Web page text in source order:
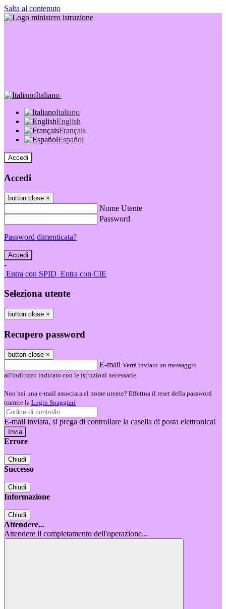
Salta al contenuto
Italiano
Italiano
English
Français
Español
Accedi
Accedi
button close ×
Nome Utente
Password
Password dimenticata?
-
Entra con SPID Entra con CIE
Seleziona utente
button close ×
Recupero password
button close ×
E-mail Verrà inviato un messaggio
all'indirizzo indicato con le istruzioni necessarie.
Non hai una e-mail associata al nome utente? Effettua il reset della password
tramite la Login Spaggiari
E-mail inviata, si prega di controllare la casella di posta elettronica!
Errore
Chiudi
Successo
Chiudi
Informazione
Chiudi
Attendere...
Attendere il completamento dell'operazione...